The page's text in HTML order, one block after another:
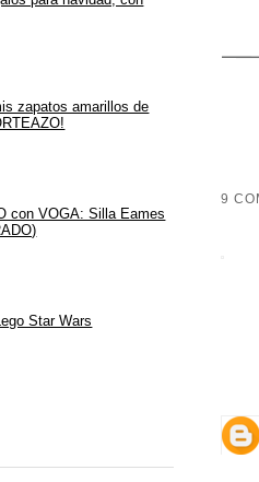
9
zapatos amarillos de
con VOGA: Silla Eames
Star Wars